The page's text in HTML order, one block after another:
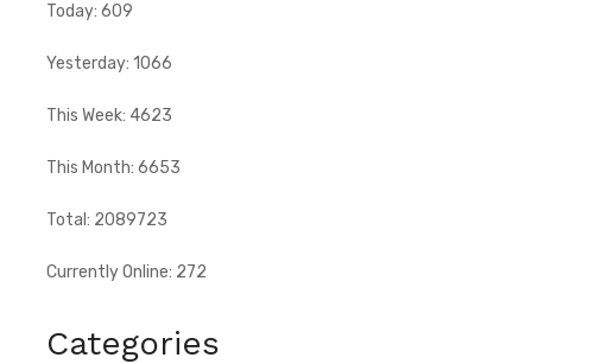
Today: 609
Yesterday: 1066
This Week: 4623
This Month: 6653
Total: 2089723
Currently Online: 272
Categories